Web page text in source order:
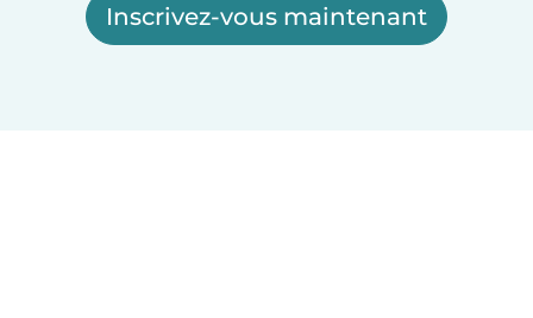
Inscrivez-vous maintenant